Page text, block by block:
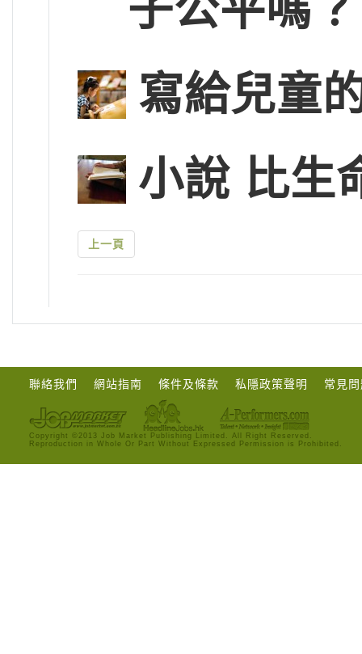
寫給兒童
小說 比生
上一頁
聯絡我們 網站指南 條件及條款 私隱政策聲明 常見
Copyright ©2013 Job Market Publishing Limited. All Right Reserved.
Reproduction in Whole Or Part Without Expressed Permission is Prohibited.